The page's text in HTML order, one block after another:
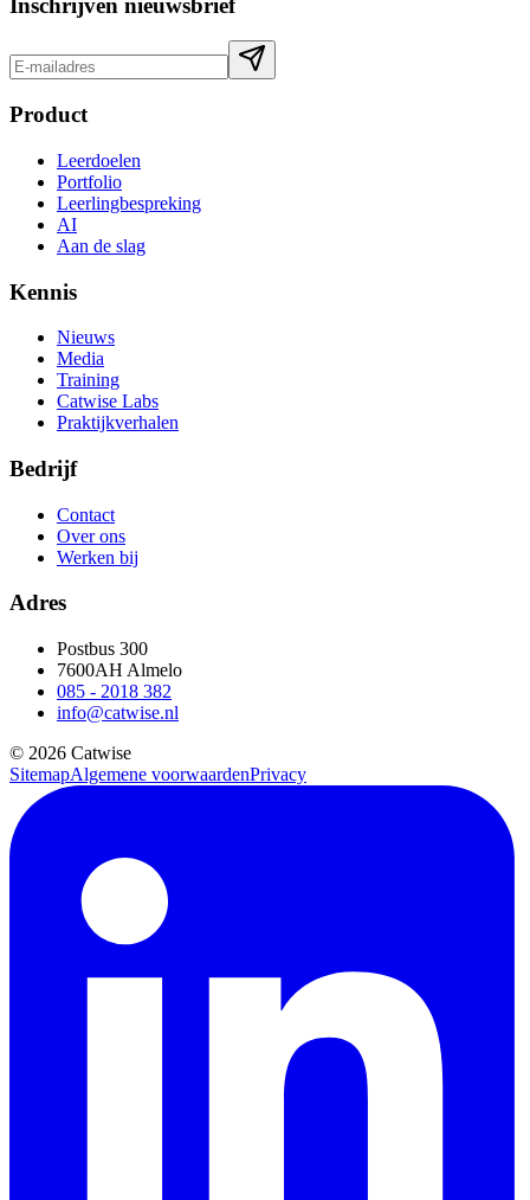
Product
Leerdoelen
Portfolio
Leerlingbespreking
AI
Aan de slag
Kennis
Nieuws
Media
Training
Catwise Labs
Praktijkverhalen
Bedrijf
Contact
Over ons
Werken bij
Adres
Postbus 300
7600AH Almelo
085 - 2018 382
info@catwise.nl
© 2026 Catwise
SitemapAlgemene voorwaardenPrivacy